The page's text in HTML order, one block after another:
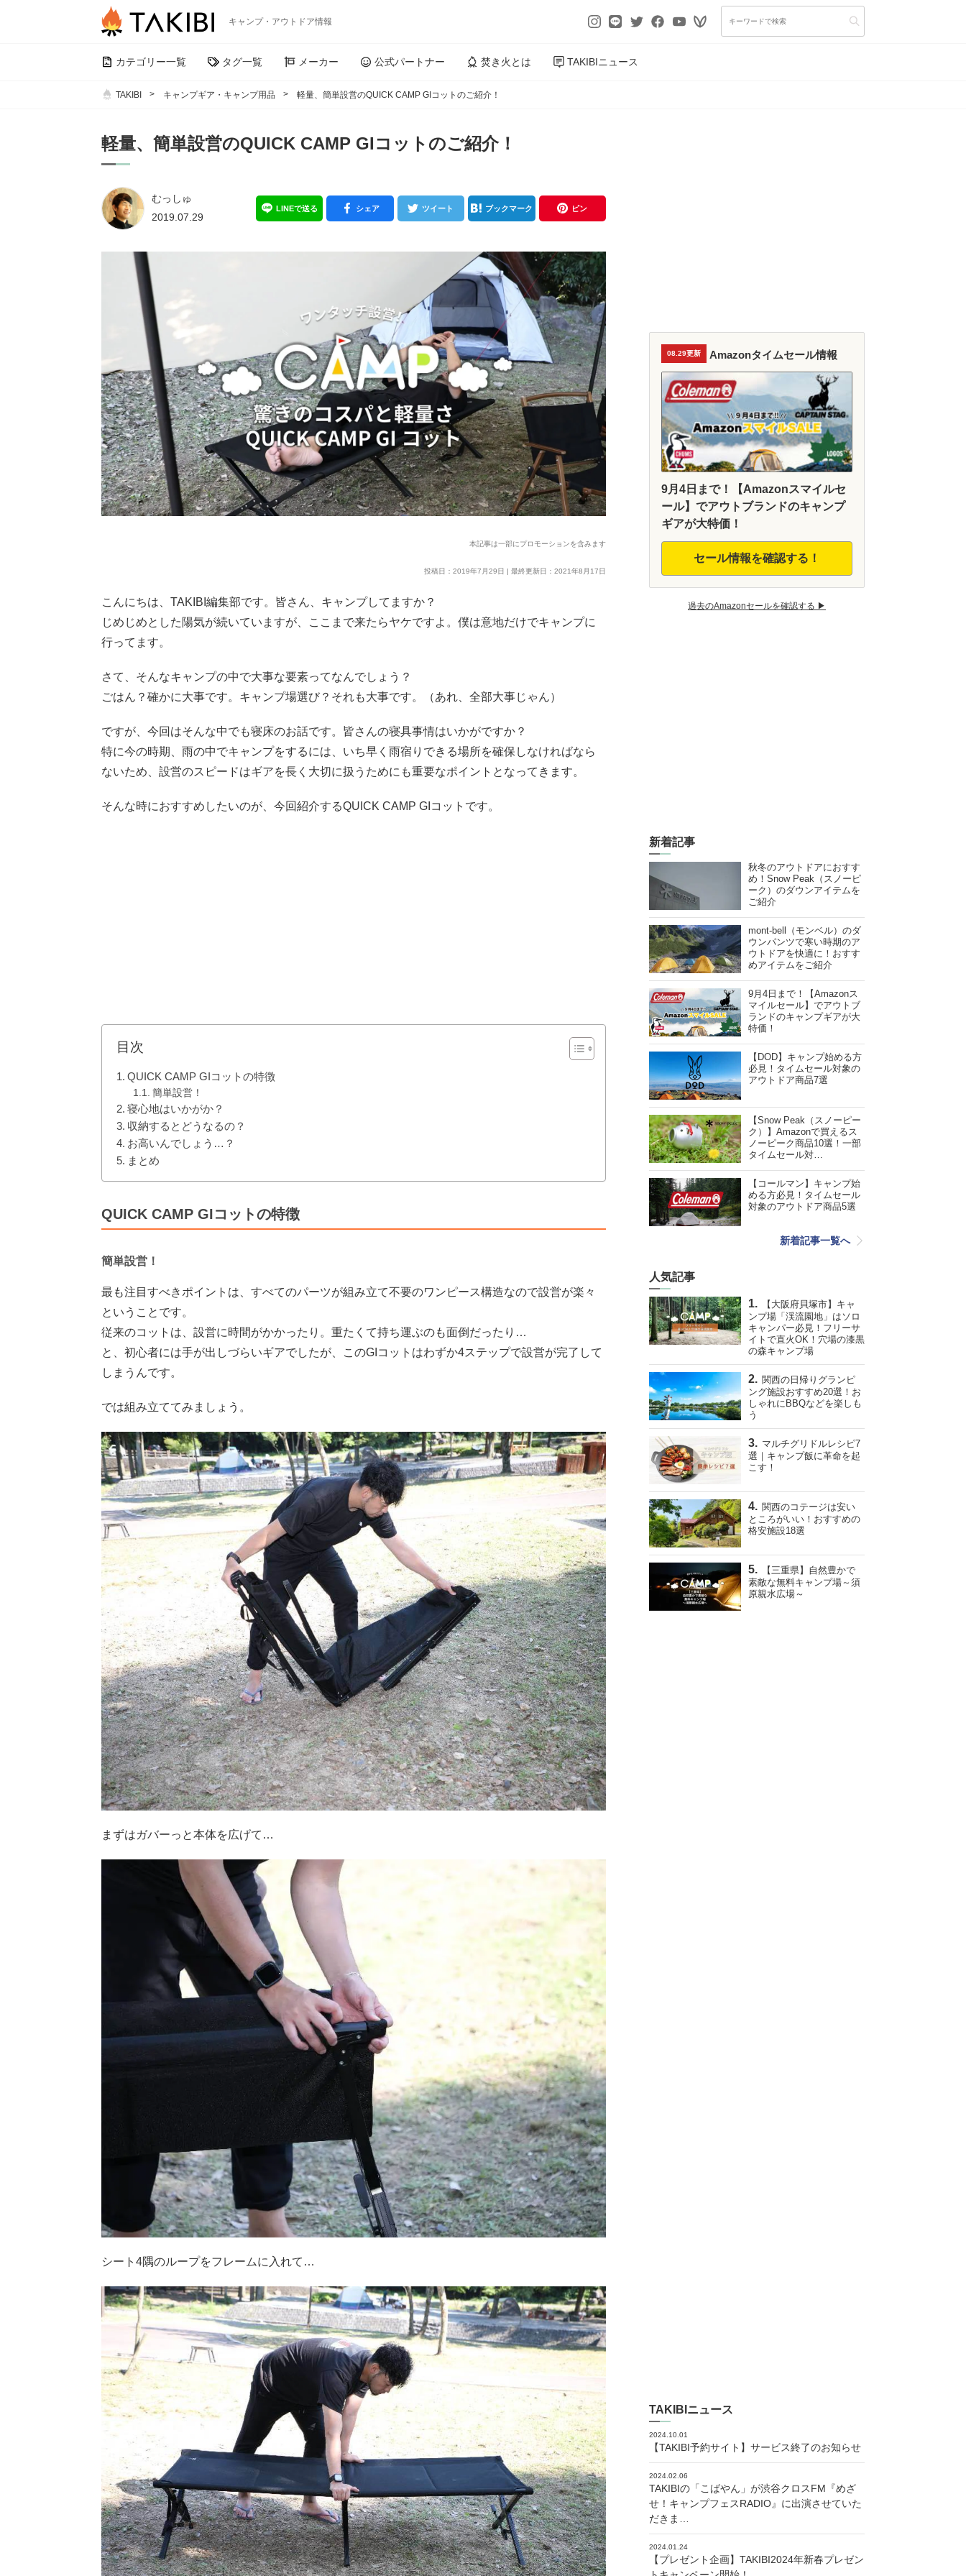
キャンプ・アウトドア情報
カテゴリー一覧 タグ一覧 メーカー 公式パートナー 焚き火とは TAKIBIニュース
TAKIBI キャンプギア・キャンプ用品 軽量、簡単設営のQUICK CAMP GIコットのご紹介！
軽量、簡単設営のQUICK CAMP GIコットのご紹介！
むっしゅ
2019.07.29
LINEで送る シェア ツイート ブックマーク ピン
本記事は一部にプロモーションを含みます
投稿日：2019年7月29日 | 最終更新日：2021年8月17日
こんにちは、TAKIBI編集部です。皆さん、キャンプしてますか？
じめじめとした陽気が続いていますが、ここまで来たらヤケですよ。僕は意地だけでキャンプに
行ってます。
さて、そんなキャンプの中で大事な要素ってなんでしょう？
ごはん？確かに大事です。キャンプ場選び？それも大事です。（あれ、全部大事じゃん）
ですが、今回はそんな中でも寝床のお話です。皆さんの寝具事情はいかがですか？
特に今の時期、雨の中でキャンプをするには、いち早く雨宿りできる場所を確保しなければなら
ないため、設営のスピードはギアを長く大切に扱うためにも重要なポイントとなってきます。
そんな時におすすめしたいのが、今回紹介するQUICK CAMP GIコットです。
目次
QUICK CAMP GIコットの特徴
簡単設営！
寝心地はいかがか？
収納するとどうなるの？
お高いんでしょう…？
まとめ
QUICK CAMP GIコットの特徴
簡単設営！
最も注目すべきポイントは、すべてのパーツが組み立て不要のワンピース構造なので設営が楽々
ということです。
従来のコットは、設営に時間がかかったり。重たくて持ち運ぶのも面倒だったり…
と、初心者には手が出しづらいギアでしたが、このGIコットはわずか4ステップで設営が完了して
しまうんです。
では組み立ててみましょう。
まずはガバーっと本体を広げて…
シート4隅のループをフレームに入れて…
08.29更新 Amazonタイムセール情報
9月4日まで！【Amazonスマイルセ
ール】でアウトブランドのキャンプ
ギアが大特価！
セール情報を確認する！
過去のAmazonセールを確認する ▶︎
新着記事
秋冬のアウトドアにおすす
め！Snow Peak（スノーピ
ーク）のダウンアイテムを
ご紹介
mont-bell（モンベル）のダ
ウンパンツで寒い時期のア
ウトドアを快適に！おすす
めアイテムをご紹介
9月4日まで！【Amazonス
マイルセール】でアウトブ
ランドのキャンプギアが大
特価！
【DOD】キャンプ始める方
必見！タイムセール対象の
アウトドア商品7選
【Snow Peak（スノーピー
ク）】Amazonで買えるス
ノーピーク商品10選！一部
タイムセール対…
【コールマン】キャンプ始
める方必見！タイムセール
対象のアウトドア商品5選
新着記事一覧へ
人気記事
【大阪府貝塚市】キャ
ンプ場「渓流園地」はソロ
キャンパー必見！フリーサ
イトで直火OK！穴場の漆黒
の森キャンプ場
関西の日帰りグランピ
ング施設おすすめ20選！お
しゃれにBBQなどを楽しも
う
マルチグリドルレシピ7
選｜キャンプ飯に革命を起
こす！
関西のコテージは安い
ところがいい！おすすめの
格安施設18選
【三重県】自然豊かで
素敵な無料キャンプ場～須
原親水広場～
TAKIBIニュース
2024.10.01
【TAKIBI予約サイト】サービス終了のお知らせ
2024.02.06
TAKIBIの「こばやん」が渋谷クロスFM『めざ
せ！キャンプフェスRADIO』に出演させていた
だきま…
2024.01.24
【プレゼント企画】TAKIBI2024年新春プレゼン